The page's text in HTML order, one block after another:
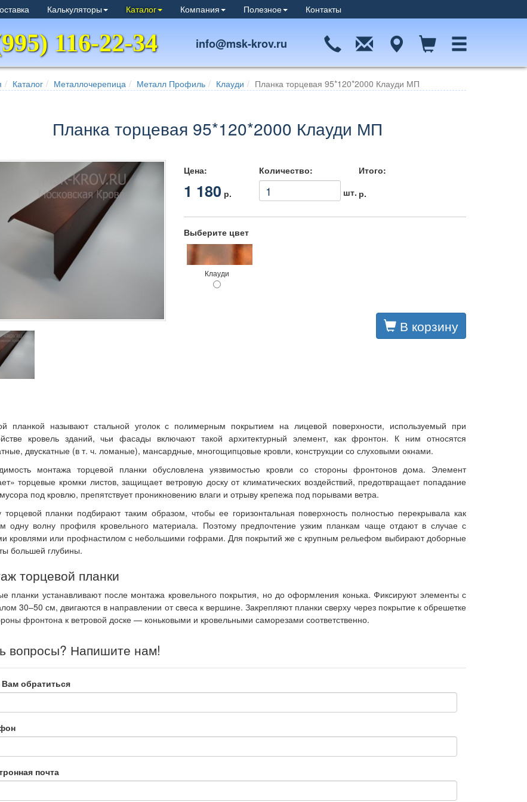
116-22-34 info@msk-krov.ru
Калькуляторы Каталог Компания Полезное Контакты
Каталог Металлочерепица Металл Профиль Клауди Планка торцевая 95*120*2000 Клауди МП
Планка торцевая 95*120*2000 Клауди МП
Цена:
1 180 р.
Количество:
шт.
Итого:
р.
Выберите цвет
Клауди
В корзину
планкой называют стальной уголок с полимерным покрытием на лицевой поверхности, используемый при
кровель зданий, чьи фасады включают такой архитектурный элемент, как фронтон. К ним относятся
двускатные (в т. ч. ломаные), мансардные, многощипцовые кровли, конструкции со слуховыми окнами.
монтажа торцевой планки обусловлена уязвимостью кровли со стороны фронтонов дома. Элемент
торцевые кромки листов, защищает ветровую доску от климатических воздействий, предотвращает попадание
под кровлю, препятствует проникновению влаги и отрыву крепежа под порывами ветра.
торцевой планки подбирают таким образом, чтобы ее горизонтальная поверхность полностью перекрывала как
одну волну профиля кровельного материала. Поэтому предпочтение узким планкам чаще отдают в случае с
кровлями или профнастилом с небольшими гофрами. Для покрытий же с крупным рельефом выбирают доборные
большей глубины.
торцевой планки
планки устанавливают после монтажа кровельного покрытия, но до оформления конька. Фиксируют элементы с
30–50 см, двигаются в направлении от свеса к вершине. Закрепляют планки сверху через покрытие к обрешетке
фронтона к ветровой доске — коньковыми и кровельными саморезами соответственно.
вопросы? Напишите нам!
Вам обратиться
почта